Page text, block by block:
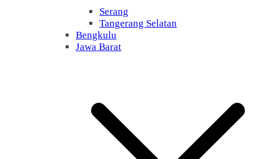
Serang
Tangerang Selatan
Bengkulu
Jawa Barat